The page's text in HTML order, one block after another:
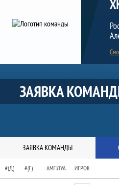
Краткая информация о команде
ЗАЯВКА
ЗАЯВКА КОМАНДЫ
#(Д) #(Г) АМПЛУА ИГРОК